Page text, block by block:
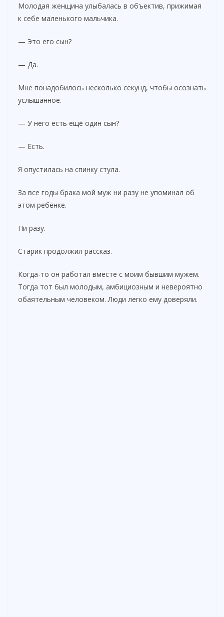
Молодая женщина улыбалась в объектив, прижимая
к себе маленького мальчика.
— Это его сын?
— Да.
Мне понадобилось несколько секунд, чтобы осознать
услышанное.
— У него есть ещё один сын?
— Есть.
Я опустилась на спинку стула.
За все годы брака мой муж ни разу не упоминал об
этом ребёнке.
Ни разу.
Старик продолжил рассказ.
Когда-то он работал вместе с моим бывшим мужем.
Тогда тот был молодым, амбициозным и невероятно
обаятельным человеком. Люди легко ему доверяли.